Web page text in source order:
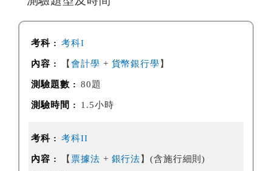
考科I
【會計學 + 貨幣銀行學 】
80題
1.5小時
考科II
【 票據法 + 銀行法】(含施行細則)